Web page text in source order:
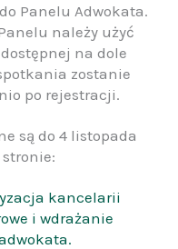
Panelu Adwokata.
należy użyć
na dole
zostanie
po rejestracji.
są do 4 listopada
kancelarii
i wdrażanie